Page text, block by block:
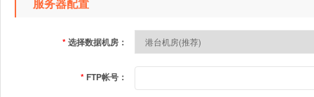
*选择数据机房：
* FTP帐号：